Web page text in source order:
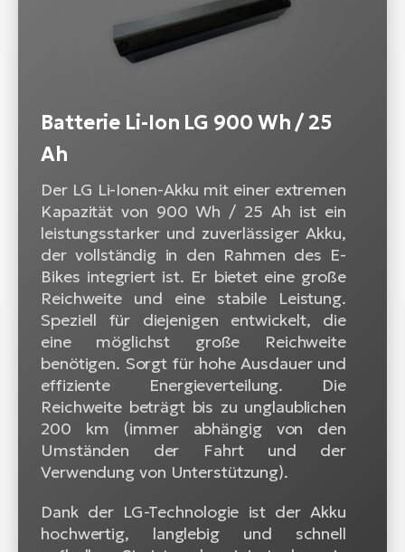
Batterie Li-Ion LG 900 Wh / 25
Ah
Der LG Li-Ionen-Akku mit einer extremen
Kapazität von 900 Wh / 25 Ah ist ein
leistungsstarker und zuverlässiger Akku,
der vollständig in den Rahmen des E-
Bikes integriert ist. Er bietet eine große
Reichweite und eine stabile Leistung.
Speziell für diejenigen entwickelt, die
eine möglichst große Reichweite
benötigen. Sorgt für hohe Ausdauer und
effiziente Energieverteilung. Die
Reichweite beträgt bis zu unglaublichen
200 km (immer abhängig von den
Umständen der Fahrt und der
Verwendung von Unterstützung).
Dank der LG-Technologie ist der Akku
hochwertig, langlebig und schnell